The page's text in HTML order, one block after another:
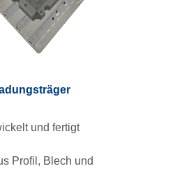
und fertigt
Profil, Blech und